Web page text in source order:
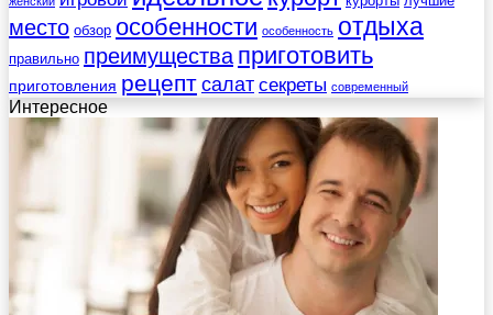
место обзор особенности особенность отдыха
правильно преимущества приготовить
приготовления рецепт салат секреты современный
Интересное